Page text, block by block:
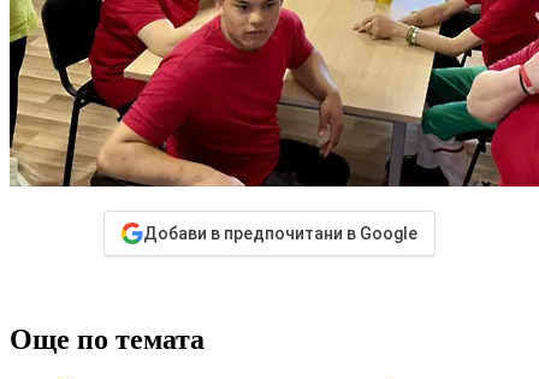
Добави в предпочитани в Google
Още по темата